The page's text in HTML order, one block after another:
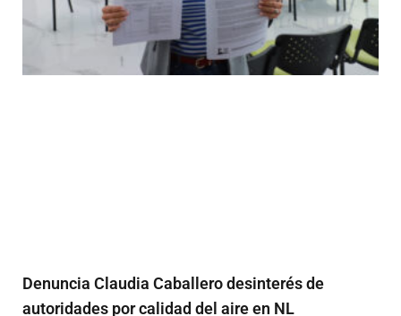
Denuncia Claudia Caballero desinterés de
autoridades por calidad del aire en NL